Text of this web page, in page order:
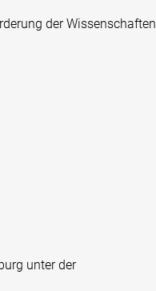
der Wissenschaften
unter der